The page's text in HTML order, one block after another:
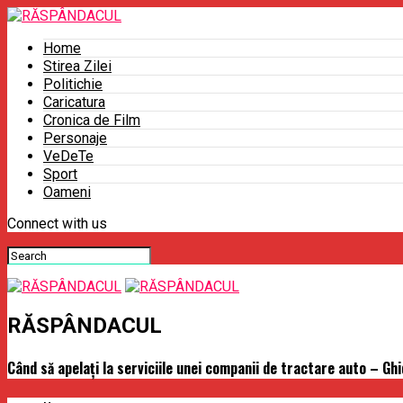
Home
Stirea Zilei
Politichie
Caricatura
Cronica de Film
Personaje
VeDeTe
Sport
Oameni
Connect with us
RĂSPÂNDACUL
Când să apelați la serviciile unei companii de tractare auto –